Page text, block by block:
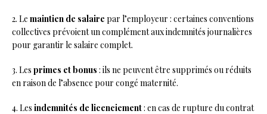
2. Le maintien de salaire par l’employeur : certaines conventions
collectives prévoient un complément aux indemnités journalières
pour garantir le salaire complet.
3. Les primes et bonus : ils ne peuvent être supprimés ou réduits
en raison de l’absence pour congé maternité.
4. Les indemnités de licenciement: en cas de rupture du contrat